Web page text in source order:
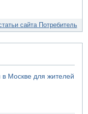
сайта Потребитель
Москве для жителей